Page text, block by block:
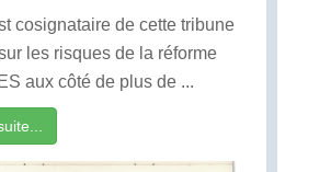
cosignataire de cette tribune
les risques de la réforme
aux côté de plus de ...